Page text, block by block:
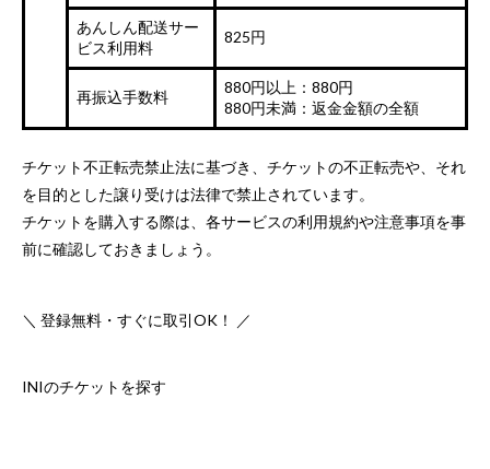
あんしん配送サー
ビス利用料
825円
再振込手数料
880円以上：880円
880円未満：返金金額の全額
チケット不正転売禁止法に基づき、チケットの不正転売や、それ
を目的とした譲り受けは法律で禁止されています。
チケットを購入する際は、各サービスの利用規約や注意事項を事
前に確認しておきましょう。
＼ 登録無料・すぐに取引OK！ ／
INIのチケットを探す